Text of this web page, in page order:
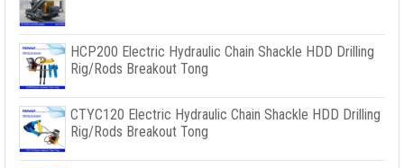
HCP200 Electric Hydraulic Chain Shackle HDD Drilling
Rig/Rods Breakout Tong
CTYC120 Electric Hydraulic Chain Shackle HDD Drilling
Rig/Rods Breakout Tong